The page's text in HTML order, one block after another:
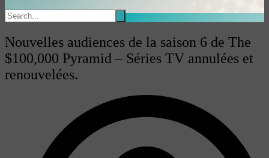
Nouvelles audiences de la saison 6 de The
$100,000 Pyramid – Séries TV annulées et
renouvelées.